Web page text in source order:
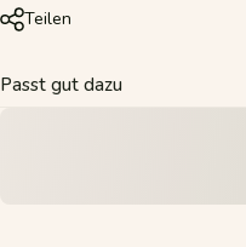
Teilen
Passt gut dazu